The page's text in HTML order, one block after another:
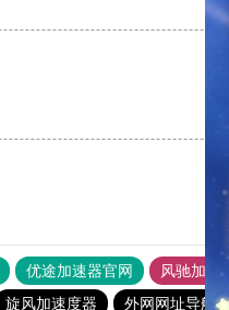
优途加速器官网 风驰加速器
旋风加速度器 外网网址导航